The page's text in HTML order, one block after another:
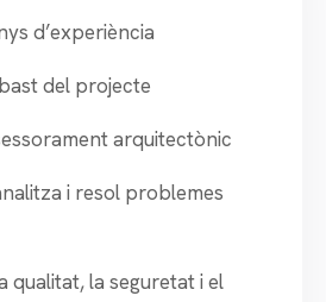
d’experiència
del projecte
arquitectònic
i resol problemes
qualitat, la seguretat i el